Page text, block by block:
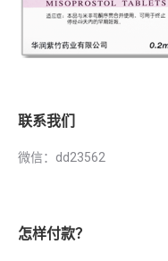
联系我们
微信：dd23562
怎样付款？